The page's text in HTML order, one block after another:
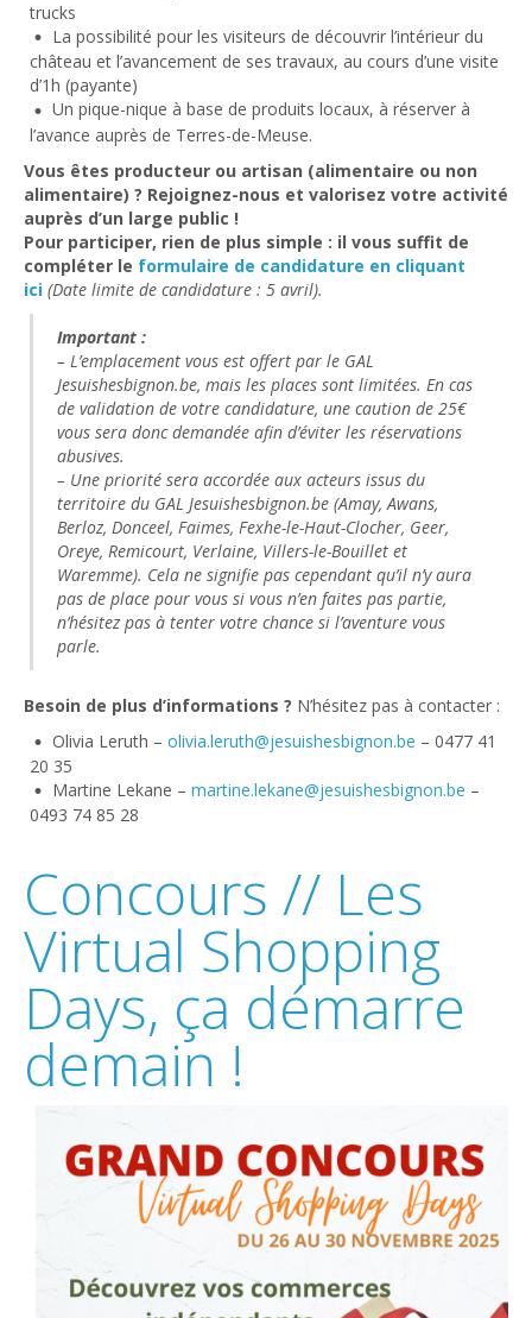
trucks
La possibilité pour les visiteurs de découvrir l’intérieur du
château et l’avancement de ses travaux, au cours d’une visite
d’1h (payante)
Un pique-nique à base de produits locaux, à réserver à
l’avance auprès de Terres-de-Meuse.
Vous êtes producteur ou artisan (alimentaire ou non
alimentaire) ? Rejoignez-nous et valorisez votre activité
auprès d’un large public !
Pour participer, rien de plus simple : il vous suffit de
compléter le formulaire de candidature en cliquant
ici (Date limite de candidature : 5 avril).
Important :
– L’emplacement vous est offert par le GAL
Jesuishesbignon.be, mais les places sont limitées. En cas
de validation de votre candidature, une caution de 25€
vous sera donc demandée afin d’éviter les réservations
abusives.
– Une priorité sera accordée aux acteurs issus du
territoire du GAL Jesuishesbignon.be (Amay, Awans,
Berloz, Donceel, Faimes, Fexhe-le-Haut-Clocher, Geer,
Oreye, Remicourt, Verlaine, Villers-le-Bouillet et
Waremme). Cela ne signifie pas cependant qu’il n’y aura
pas de place pour vous si vous n’en faites pas partie,
n’hésitez pas à tenter votre chance si l’aventure vous
parle.
Besoin de plus d’informations ? N’hésitez pas à contacter :
Olivia Leruth – olivia.leruth@jesuishesbignon.be – 0477 41
20 35
Martine Lekane – martine.lekane@jesuishesbignon.be –
0493 74 85 28
Concours // Les
Virtual Shopping
Days, ça démarre
demain !